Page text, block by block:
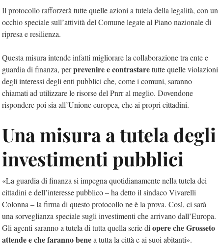
Il protocollo rafforzerà tutte quelle azioni a tutela della legalità, con un
occhio speciale sull’attività del Comune legate al Piano nazionale di
ripresa e resilienza.
Questa misura intende infatti migliorare la collaborazione tra ente e
guardia di finanza, perprevenire e contrastaretutte quelle violazioni
degli interessi degli enti pubblici che, come i comuni, saranno
chiamati ad utilizzare le risorse del Pnrr al meglio. Dovendone
rispondere poi sia all’Unione europea, che ai propri cittadini.
Una misura a tutela degli
investimenti pubblici
«La guardia di finanza si impegna quotidianamente nella tutela dei
cittadini e dell’interesse pubblico – ha detto il sindaco Vivarelli
Colonna – la firma di questo protocollo ne è la prova. Così, ci sarà
una sorveglianza speciale sugli investimenti che arrivano dall’Europa.
Gli agenti saranno a tutela di tutta quella serie di opere che Grosseto
attende e che faranno benea tutta la città e ai suoi abitanti».